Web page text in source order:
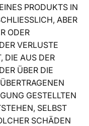
PRODUKTS IN
ABER
ODER
VERLUSTE
DIE AUS DER
ÜBER DIE
GESTELLTEN
SELBST
SCHÄDEN